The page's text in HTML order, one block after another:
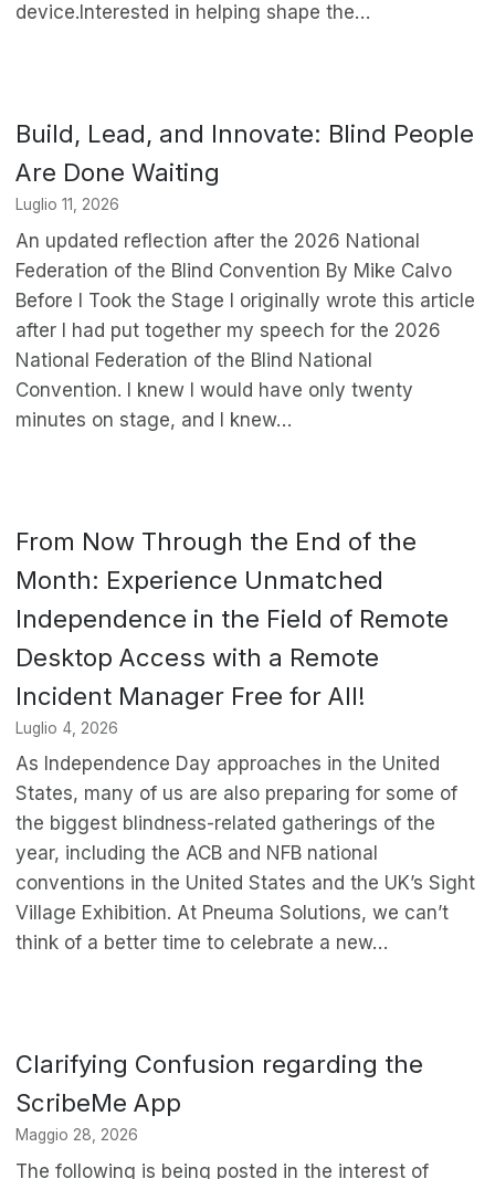
device.Interested in helping shape the…
Build, Lead, and Innovate: Blind People
Are Done Waiting
Luglio 11, 2026
An updated reflection after the 2026 National
Federation of the Blind Convention By Mike Calvo
Before I Took the Stage I originally wrote this article
after I had put together my speech for the 2026
National Federation of the Blind National
Convention. I knew I would have only twenty
minutes on stage, and I knew…
From Now Through the End of the
Month: Experience Unmatched
Independence in the Field of Remote
Desktop Access with a Remote
Incident Manager Free for All!
Luglio 4, 2026
As Independence Day approaches in the United
States, many of us are also preparing for some of
the biggest blindness-related gatherings of the
year, including the ACB and NFB national
conventions in the United States and the UK’s Sight
Village Exhibition. At Pneuma Solutions, we can’t
think of a better time to celebrate a new…
Clarifying Confusion regarding the
ScribeMe App
Maggio 28, 2026
The following is being posted in the interest of